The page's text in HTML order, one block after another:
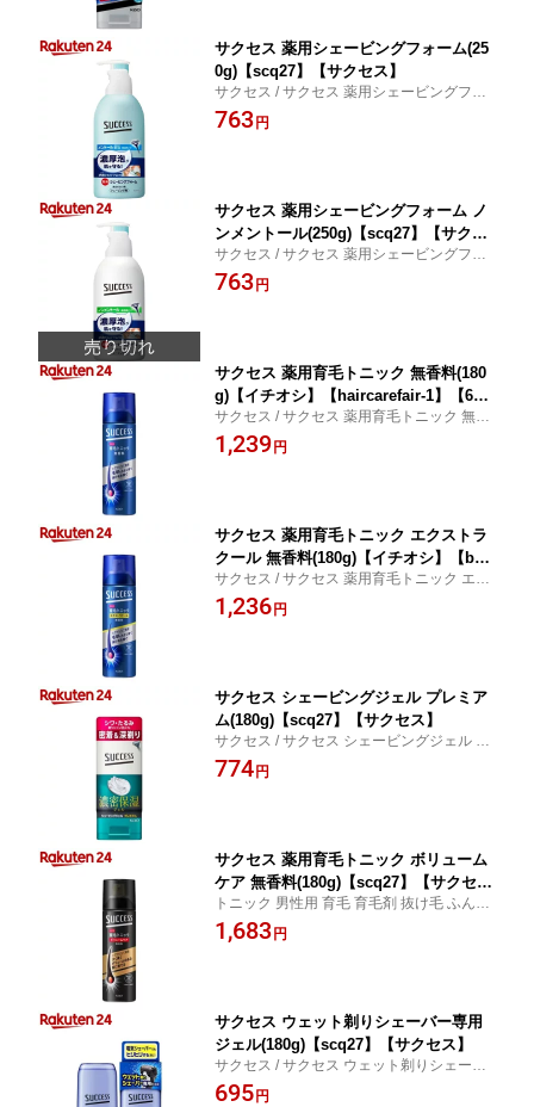
サクセス 薬用シェービングフォーム(25
0g)【scq27】【サクセス】
サクセス / サクセス 薬用シェービングフォ
ーム
763 円
サクセス 薬用シェービングフォーム ノ
ンメントール(250g)【scq27】【サクセ
ス】
サクセス / サクセス 薬用シェービングフォ
ーム ノンメントール
763 円
サクセス 薬用育毛トニック 無香料(180
g)【イチオシ】【haircarefair-1】【6gr
p-3】【scq27】【サクセス】
サクセス / サクセス 薬用育毛トニック 無香
料
1,239 円
サクセス 薬用育毛トニック エクストラ
クール 無香料(180g)【イチオシ】【bod
y_6】【haircarefair-1】【6grp-3】【sc
q27】【サクセス】
サクセス / サクセス 薬用育毛トニック エク
ストラクール 無香料
1,236 円
サクセス シェービングジェル プレミア
ム(180g)【scq27】【サクセス】
サクセス / サクセス シェービングジェル プ
レミアム
774 円
サクセス 薬用育毛トニック ボリューム
ケア 無香料(180g)【scq27】【サクセ
ス】[トニック 男性用 育毛 育毛剤 抜け
毛 ふんわり]
トニック 男性用 育毛 育毛剤 抜け毛 ふんわ
り / サクセス / サクセス 薬用育毛トニック
ボリュームケア 無香料
1,683 円
サクセス ウェット剃りシェーバー専用
ジェル(180g)【scq27】【サクセス】
サクセス / サクセス ウェット剃りシェーバ
ー専用ジェル
695 円